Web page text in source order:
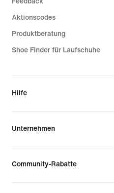
Aktionscodes
Produktberatung
Shoe Finder für Laufschuhe
Hilfe
Unternehmen
Community-Rabatte